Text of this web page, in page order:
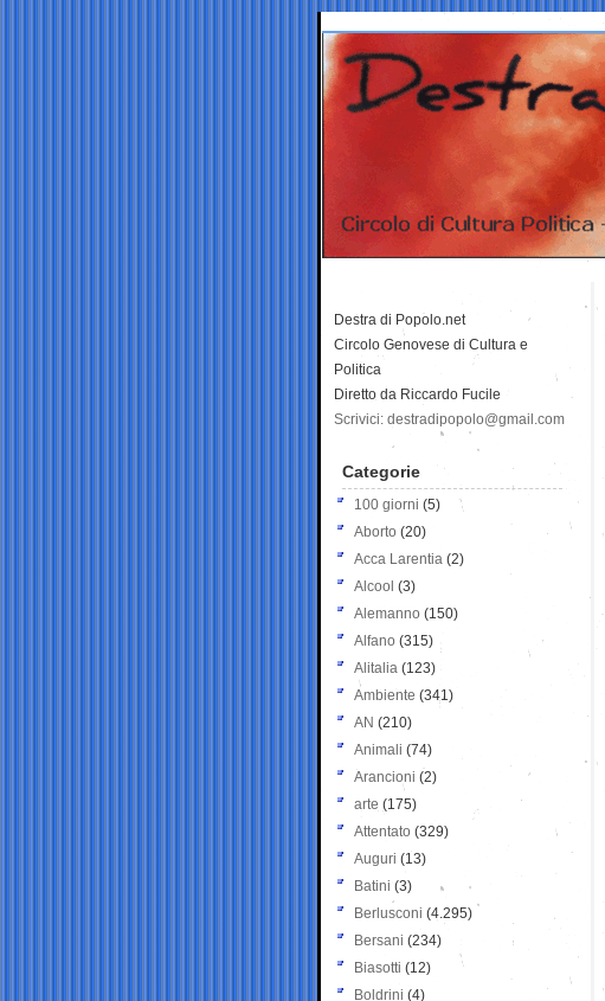
Destra di Popolo.net
Circolo Genovese di Cultura e
Politica
Diretto da Riccardo Fucile
Scrivici: destradipopolo@gmail.com
Categorie
100 giorni (5)
Aborto (20)
Acca Larentia (2)
Alcool (3)
Alemanno (150)
Alfano (315)
Alitalia (123)
Ambiente (341)
AN (210)
Animali (74)
Arancioni (2)
arte (175)
Attentato (329)
Auguri (13)
Batini (3)
Berlusconi (4.295)
Bersani (234)
Biasotti (12)
Boldrini (4)